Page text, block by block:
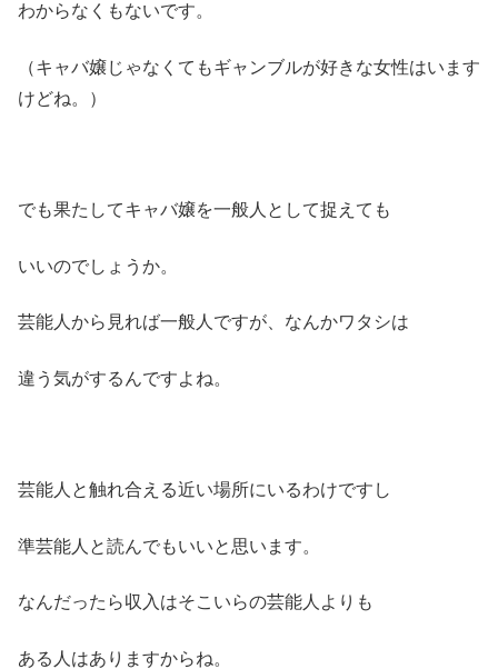
わからなくもないです。
（キャバ嬢じゃなくてもギャンブルが好きな女性はいます
けどね。）
でも果たしてキャバ嬢を一般人として捉えても
いいのでしょうか。
芸能人から見れば一般人ですが、なんかワタシは
違う気がするんですよね。
芸能人と触れ合える近い場所にいるわけですし
準芸能人と読んでもいいと思います。
なんだったら収入はそこいらの芸能人よりも
ある人はありますからね。